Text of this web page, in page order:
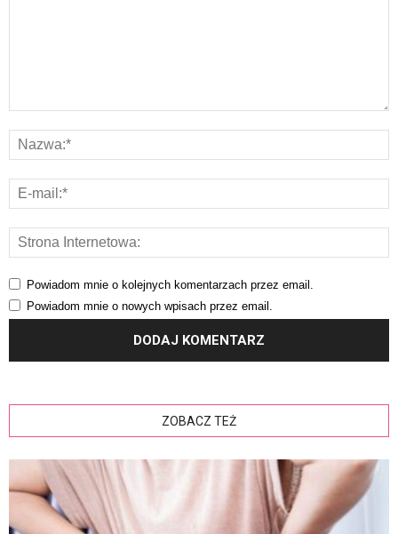
Powiadom mnie o kolejnych komentarzach przez email.
Powiadom mnie o nowych wpisach przez email.
ZOBACZ TEŻ